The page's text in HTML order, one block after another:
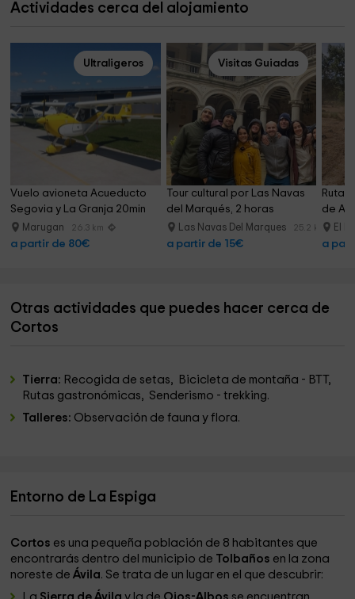
Actividades cerca del alojamiento
Ultraligeros
Vuelo avioneta Acueducto
Segovia y La Granja 20min
Marugan 26.3 km
a partir de 80€
Visitas Guiadas
Tour cultural por Las Navas
del Marqués, 2 horas
Las Navas Del Marques 25.2 km
a partir de 15€
Ruta
de
El
a
Otras actividades que puedes hacer cerca de
Cortos
Tierra: Recogida de setas, Bicicleta de montaña - BTT,
Rutas gastronómicas, Senderismo - trekking.
Talleres: Observación de fauna y flora.
Entorno de La Espiga
Cortos es una pequeña población de 8 habitantes que
encontrarás dentro del municipio de Tolbaños en la zona
noreste deÁvila. Se trata de un lugar en el que descubrir: